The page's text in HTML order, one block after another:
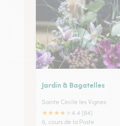
Jardin & Bagatelles
Sainte Cecile les Vignes
★★★★
4.4 (84)
6, cours de la Poste